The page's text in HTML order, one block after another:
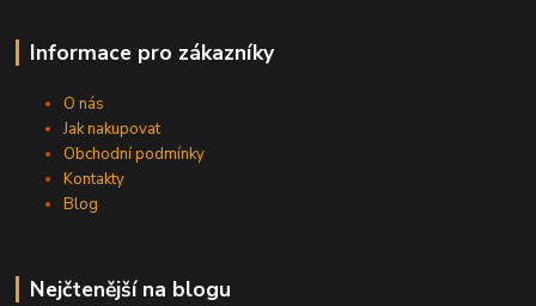
Informace pro zákazníky
O nás
Jak nakupovat
Obchodní podmínky
Kontakty
Blog
Nejčtenější na blogu